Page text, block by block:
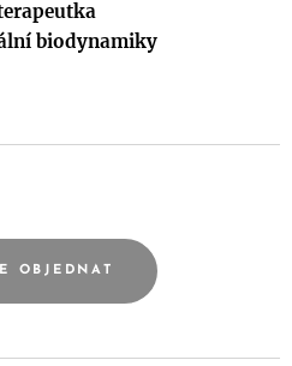
biodynamiky
OBJEDNAT